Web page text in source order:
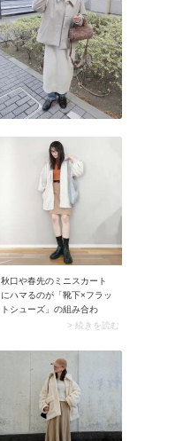
秋口や春先のミニスカート
にハマるのが「靴下×フラッ
トシューズ」の組み合わ
せ。靴下とシューズを黒色
リ見えますよ。程よい肌見
せ感のおかげでコーデが大
人可愛い雰囲気に。
> 続きを読む